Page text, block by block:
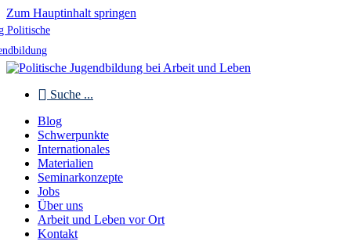
Zum Hauptinhalt springen
Politische
Suche ...
Blog
Schwerpunkte
Internationales
Materialien
Seminarkonzepte
Jobs
Über uns
Arbeit und Leben vor Ort
Kontakt